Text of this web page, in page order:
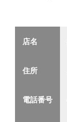
店名
住所
電話番号